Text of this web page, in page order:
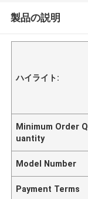
製品の説明
ハイライト:
Minimum Order Q
uantity
Model Number
Payment Terms